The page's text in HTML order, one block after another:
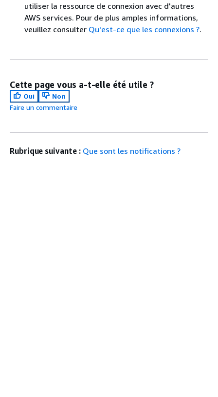
utiliser la ressource de connexion avec d'autres
AWS services. Pour de plus amples informations,
veuillez consulter Qu'est-ce que les connexions ?.
Cette page vous a-t-elle été utile ?
Oui
Non
Faire un commentaire
Rubrique suivante : Que sont les notifications ?